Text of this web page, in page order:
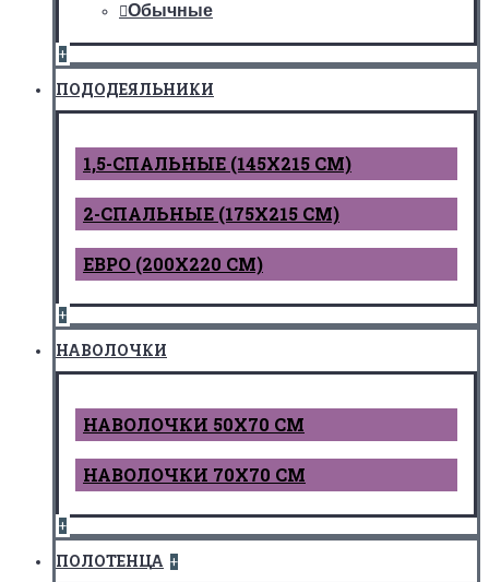
Обычные
+
ПОДОДЕЯЛЬНИКИ
1,5-СПАЛЬНЫЕ (145Х215 СМ)
2-СПАЛЬНЫЕ (175Х215 СМ)
ЕВРО (200Х220 СМ)
+
НАВОЛОЧКИ
НАВОЛОЧКИ 50Х70 СМ
НАВОЛОЧКИ 70Х70 СМ
+
ПОЛОТЕНЦА +